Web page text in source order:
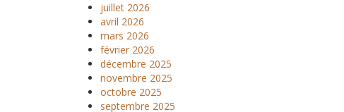
juillet 2026
avril 2026
mars 2026
février 2026
décembre 2025
novembre 2025
octobre 2025
septembre 2025